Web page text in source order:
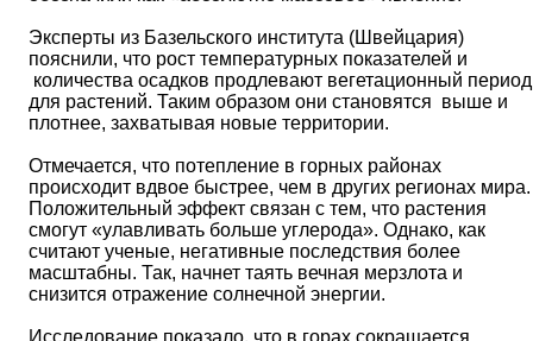
Эксперты из Базельского института (Швейцария)
пояснили, что рост температурных показателей и
количества осадков продлевают вегетационный период
для растений. Таким образом они становятся выше и
плотнее, захватывая новые территории.
Отмечается, что потепление в горных районах
происходит вдвое быстрее, чем в других регионах мира.
Положительный эффект связан с тем, что растения
смогут «улавливать больше углерода». Однако, как
считают ученые, негативные последствия более
масштабны. Так, начнет таять вечная мерзлота и
снизится отражение солнечной энергии.
Исследование показало, что в горах сокращается